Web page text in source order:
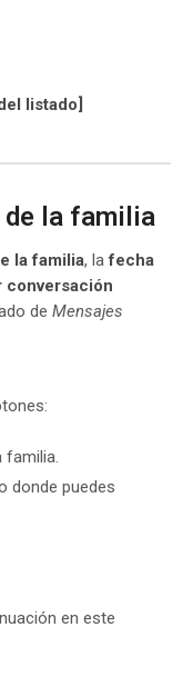
listado]
la familia
la familia, lafecha
conversación
de Mensajes
familia.
donde puedes
en este